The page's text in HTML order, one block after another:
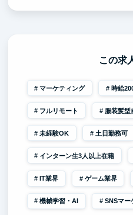
この求
マーケティング 時給
フルリモート 服装髪型
未経験OK 土日勤務可
インターン生3人以上在籍
IT業界 ゲーム業界
機械学習・AI SNSマー